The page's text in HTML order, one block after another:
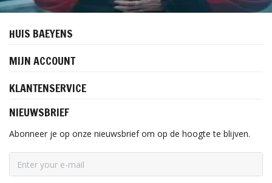
HUIS BAEYENS
MIJN ACCOUNT
KLANTENSERVICE
NIEUWSBRIEF
Abonneer je op onze nieuwsbrief om op de hoogte te blijven.